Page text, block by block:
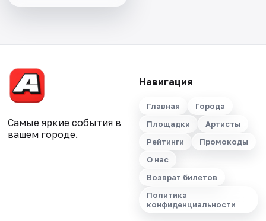
Самые яркие события в
вашем городе.
Навигация
Главная
Города
Площадки
Артисты
Рейтинги
Промокоды
О нас
Возврат билетов
Политика
конфиденциальности